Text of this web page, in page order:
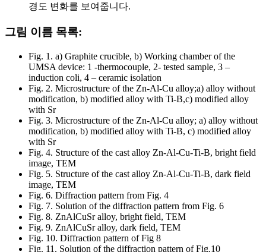
경도 변화를 보여줍니다.
그림 이름 목록:
Fig. 1. a) Graphite crucible, b) Working chamber of the
UMSA device: 1 -thermocouple, 2- tested sample, 3 –
induction coli, 4 – ceramic isolation
Fig. 2. Microstructure of the Zn-Al-Cu alloy;a) alloy without
modification, b) modified alloy with Ti-B,c) modified alloy
with Sr
Fig. 3. Microstructure of the Zn-Al-Cu alloy; a) alloy without
modification, b) modified alloy with Ti-B, c) modified alloy
with Sr
Fig. 4. Structure of the cast alloy Zn-Al-Cu-Ti-B, bright field
image, TEM
Fig. 5. Structure of the cast alloy Zn-Al-Cu-Ti-B, dark field
image, TEM
Fig. 6. Diffraction pattern from Fig. 4
Fig. 7. Solution of the diffraction pattern from Fig. 6
Fig. 8. ZnAlCuSr alloy, bright field, TEM
Fig. 9. ZnAlCuSr alloy, dark field, TEM
Fig. 10. Diffraction pattern of Fig 8
Fig. 11. Solution of the diffraction pattern of Fig.10